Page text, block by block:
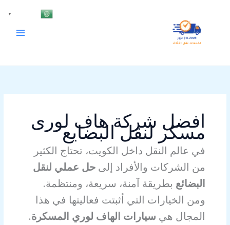
افضل شركة هاف لورى
مسكر لنقل البضايع
في عالم النقل داخل الكويت، تحتاج الكثير
من الشركات والأفراد إلىحل عملي لنقل
البضائع بطريقة آمنة، سريعة، ومنتظمة.
ومن الخيارات التي أثبتت فعاليتها في هذا
المجال هي سيارات الهاف لوري المسكرة.
▼